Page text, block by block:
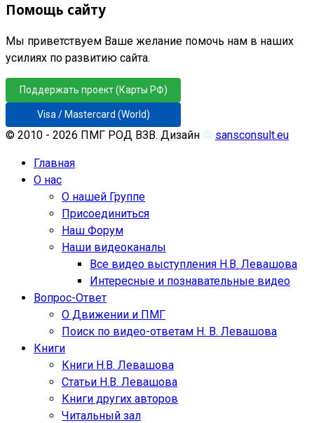
Помощь сайту
Мы приветствуем Ваше желание помочь нам в наших
усилиях по развитию сайта.
Поддержать проект (Карты РФ)
Visa / Mastercard (World)
© 2010 - 2026 ПМГ РОД ВЗВ. Дизайн ♲ sansconsult.eu
Главная
О нас
О нашей Группе
Присоединиться
Наш Форум
Наши видеоканалы
Все видео выступления Н.В. Левашова
Интересные и познавательные видео
Вопрос-Ответ
О Движении и ПМГ
Поиск по видео-ответам Н. В. Левашова
Книги
Книги Н.В. Левашова
Статьи Н.В. Левашова
Книги других авторов
Читальный зал